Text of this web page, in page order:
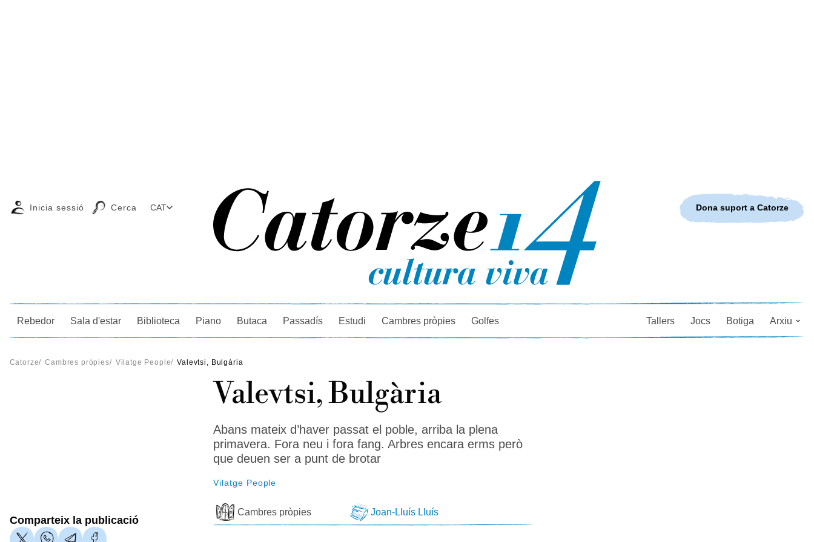
Cercador
Inicia sessió Cerca CAT
Rebedor Sala d'estar Biblioteca Piano Butaca Passadís Estudi Cambres pròpies Golfes Tallers Jocs Botiga Arxiu
Dona suport a Catorze
Catorze/ Cambres pròpies/ Vilatge People/ Valevtsi, Bulgària
Valevtsi, Bulgària
Abans mateix d’haver passat el poble, arriba la plena
primavera. Fora neu i fora fang. Arbres encara erms però
que deuen ser a punt de brotar
Vilatge People
Cambres pròpies Joan-Lluís Lluís
Comparteix la publicació